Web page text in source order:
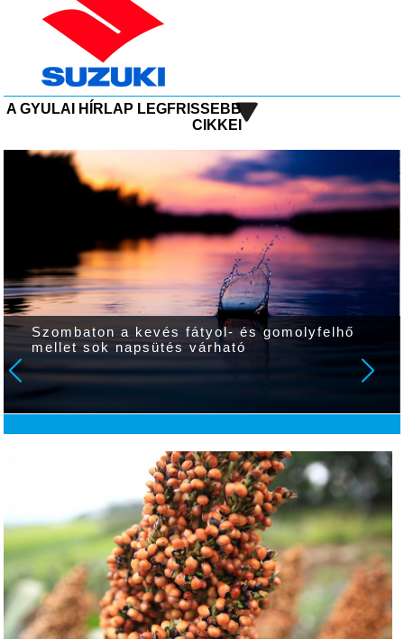
A GYULAI HÍRLAP LEGFRISSEBB
CIKKEI
Szombaton a kevés fátyol- és gomolyfelhő
mellet sok napsütés várható